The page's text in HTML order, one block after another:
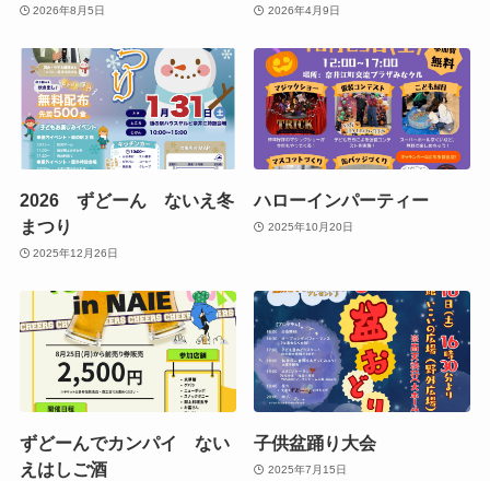
2026年8月5日 2026年4月9日
2026 ずどーん ないえ冬
まつり
2025年12月26日
ハローインパーティー
2025年10月20日
ずどーんでカンパイ ない
えはしご酒
子供盆踊り大会
2025年7月15日